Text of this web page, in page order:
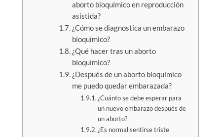
aborto bioquímico en reproducción
asistida?
¿Cómo se diagnostica un embarazo
bioquímico?
¿Qué hacer tras un aborto
bioquímico?
¿Después de un aborto bioquímico
me puedo quedar embarazada?
¿Cuánto se debe esperar para
un nuevo embarazo después de
un aborto?
¿Es normal sentirse triste